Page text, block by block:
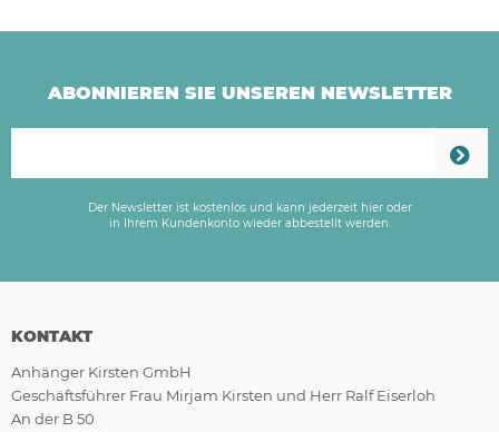
ABONNIEREN SIE UNSEREN NEWSLETTER
Der Newsletter ist kostenlos und kann jederzeit hier oder
in Ihrem Kundenkonto wieder abbestellt werden.
KONTAKT
Anhänger Kirsten GmbH
Geschäftsführer Frau Mirjam Kirsten und Herr Ralf Eiserloh
An der B 50